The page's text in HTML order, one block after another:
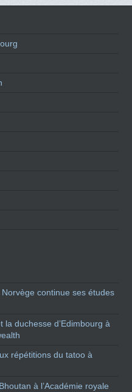
continue ses études
la duchesse d’Edimbourg à
répétitions du tatoo à
à l’Académie royale